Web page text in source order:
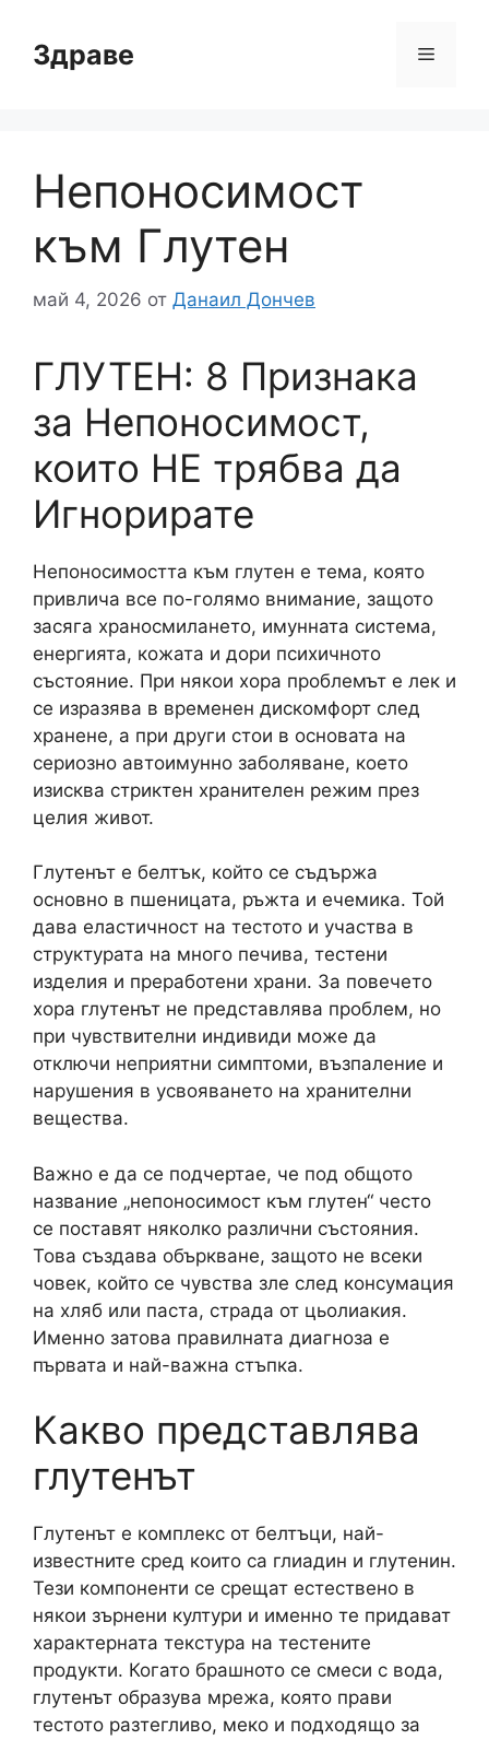
съдържанието
Здраве Меню
Непоносимост
към Глутен
май 4, 2026 от Данаил Дончев
ГЛУТЕН: 8 Признака
за Непоносимост,
които НЕ трябва да
Игнорирате
Непоносимостта към глутен е тема, която
привлича все по-голямо внимание, защото
засяга храносмилането, имунната система,
енергията, кожата и дори психичното
състояние. При някои хора проблемът е лек и
се изразява в временен дискомфорт след
хранене, а при други стои в основата на
сериозно автоимунно заболяване, което
изисква стриктен хранителен режим през
целия живот.
Глутенът е белтък, който се съдържа
основно в пшеницата, ръжта и ечемика. Той
дава еластичност на тестото и участва в
структурата на много печива, тестени
изделия и преработени храни. За повечето
хора глутенът не представлява проблем, но
при чувствителни индивиди може да
отключи неприятни симптоми, възпаление и
нарушения в усвояването на хранителни
вещества.
Важно е да се подчертае, че под общото
название „непоносимост към глутен“ често
се поставят няколко различни състояния.
Това създава объркване, защото не всеки
човек, който се чувства зле след консумация
на хляб или паста, страда от цьолиакия.
Именно затова правилната диагноза е
първата и най-важна стъпка.
Какво представлява
глутенът
Глутенът е комплекс от белтъци, най-
известните сред които са глиадин и глутенин.
Тези компоненти се срещат естествено в
някои зърнени култури и именно те придават
характерната текстура на тестените
продукти. Когато брашното се смеси с вода,
глутенът образува мрежа, която прави
тестото разтегливо, меко и подходящо за